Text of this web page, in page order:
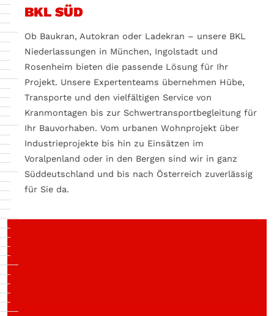
BKL SÜD
Ob Baukran, Autokran oder Ladekran – unsere BKL
Niederlassungen in München, Ingolstadt und
Rosenheim bieten die passende Lösung für Ihr
Projekt. Unsere Expertenteams übernehmen Hübe,
Transporte und den vielfältigen Service von
Kranmontagen bis zur Schwertransportbegleitung für
Ihr Bauvorhaben. Vom urbanen Wohnprojekt über
Industrieprojekte bis hin zu Einsätzen im
Voralpenland oder in den Bergen sind wir in ganz
Süddeutschland und bis nach Österreich zuverlässig
für Sie da.